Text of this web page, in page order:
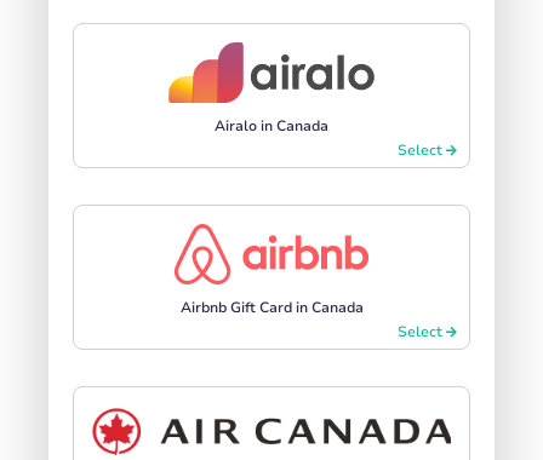
Airalo in Canada
Select
Airbnb Gift Card in Canada
Select